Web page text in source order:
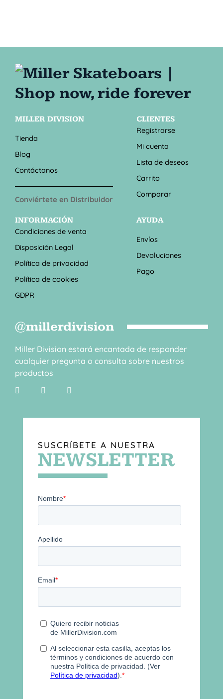
MILLER DIVISION
Tienda
Blog
Contáctanos
Conviértete en Distribuidor
CLIENTES
Registrarse
Mi cuenta
Lista de deseos
Carrito
Comparar
INFORMACIÓN
Condiciones de venta
Disposición Legal
Política de privacidad
Política de cookies
GDPR
AYUDA
Envíos
Devoluciones
Pago
@millerdivision
Miller Division estará encantada de responder
cualquier pregunta o consulta sobre nuestros
productos
SUSCRÍBETE A NUESTRA
NEWSLETTER